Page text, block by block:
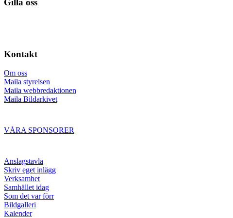
Gilla oss
Kontakt
Om oss
Maila styrelsen
Maila webbredaktionen
Maila Bildarkivet
VÅRA SPONSORER
Anslagstavla
Skriv eget inlägg
Verksamhet
Samhället idag
Som det var förr
Bildgalleri
Kalender